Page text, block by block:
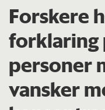
Forskere
forklaring
personer
vansker